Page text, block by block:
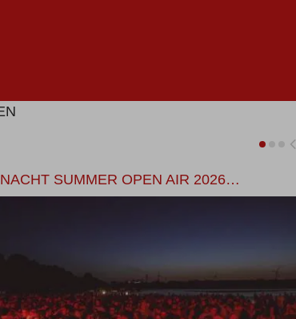
SUMMER OPEN AIR 2026…